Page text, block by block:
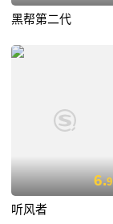
黑帮第二代
6.9
听风者